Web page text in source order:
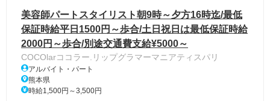
美容師パートスタイリスト朝9時～夕方16時迄/最低
保証時給平日1500円～歩合/土日祝日は最低保証時給
2000円～歩合/別途交通費支給¥5000～
COCOlarココラー.リップグラマーマニアティスパリ
アルバイト・パート
熊本県
時給1,500円～3,500円